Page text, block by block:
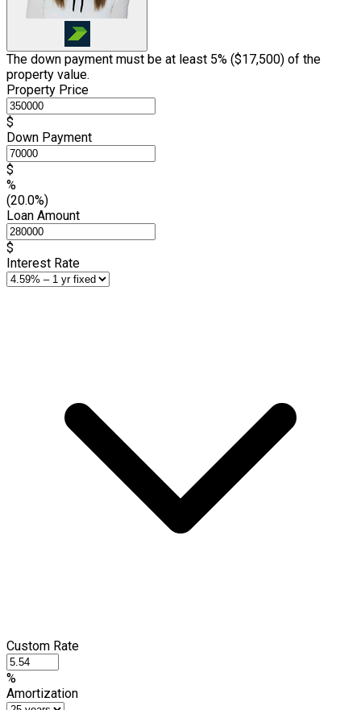
The down payment must be at least 5% ($17,500) of the
property value.
Property Price
$
Down Payment
$
%
(20.0%)
Loan Amount
$
Interest Rate
Custom Rate
%
Amortization